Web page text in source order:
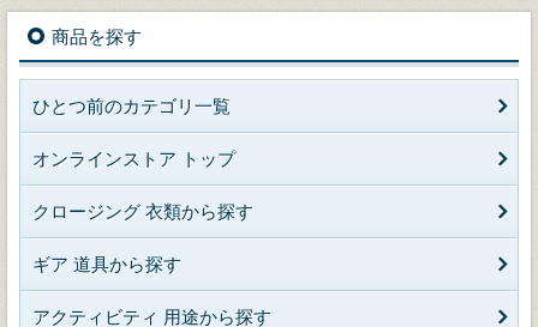
商品を探す
ひとつ前のカテゴリ一覧
オンラインストア トップ
クロージング 衣類から探す
ギア 道具から探す
アクティビティ 用途から探す